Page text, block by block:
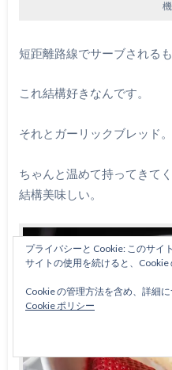
短距離路線でサーブされるも
これ結構好きなんです。
それとガーリックブレッド。
ちゃんと温めて持ってきて
結構美味しい。
プライバシーと Cookie: このサイ
サイトの使用を続けると、Cookie
Cookie の管理方法を含め、詳細
Cookie ポリシー